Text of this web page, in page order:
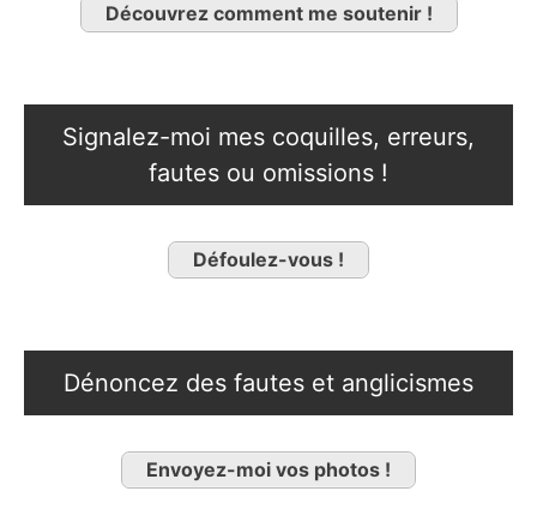
Découvrez comment me soutenir !
Signalez-moi mes coquilles, erreurs,
fautes ou omissions !
Défoulez-vous !
Dénoncez des fautes et anglicismes
Envoyez-moi vos photos !